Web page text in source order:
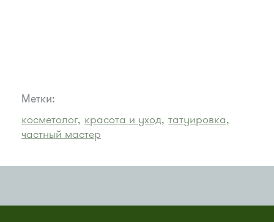
Метки:
косметолог, красота и уход, татуировка,
частный мастер